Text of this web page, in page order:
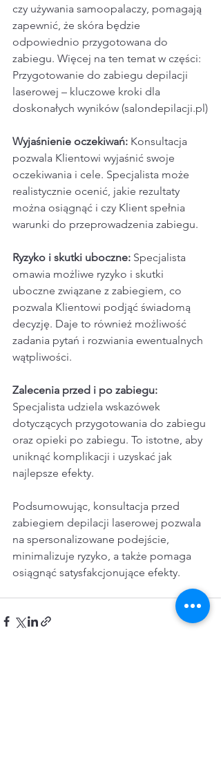
czy używania samoopalaczy, pomagają
zapewnić, że skóra będzie
odpowiednio przygotowana do
zabiegu. Więcej na ten temat w części:
Przygotowanie do zabiegu depilacji
laserowej – kluczowe kroki dla
doskonałych wyników (salondepilacji.pl)
Wyjaśnienie oczekiwań: Konsultacja
pozwala Klientowi wyjaśnić swoje
oczekiwania i cele. Specjalista może
realistycznie ocenić, jakie rezultaty
można osiągnąć i czy Klient spełnia
warunki do przeprowadzenia zabiegu.
Ryzyko i skutki uboczne: Specjalista
omawia możliwe ryzyko i skutki
uboczne związane z zabiegiem, co
pozwala Klientowi podjąć świadomą
decyzję. Daje to również możliwość
zadania pytań i rozwiania ewentualnych
wątpliwości.
Zalecenia przed i po zabiegu:
Specjalista udziela wskazówek
dotyczących przygotowania do zabiegu
oraz opieki po zabiegu. To istotne, aby
uniknąć komplikacji i uzyskać jak
najlepsze efekty.
Podsumowując, konsultacja przed
zabiegiem depilacji laserowej pozwala
na spersonalizowane podejście,
minimalizuje ryzyko, a także pomaga
osiągnąć satysfakcjonujące efekty.